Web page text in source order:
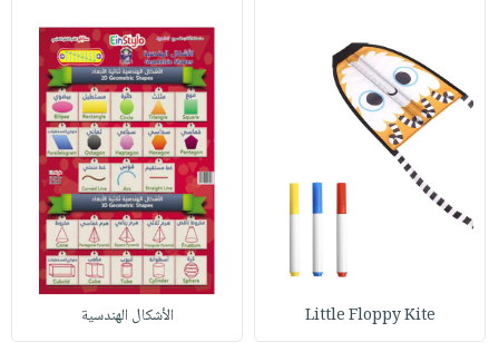
Little Floppy Kite الأشكال الهندسية